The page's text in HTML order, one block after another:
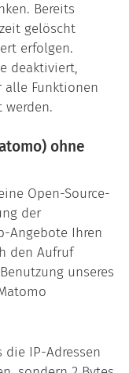
Bereits
gelöscht
erfolgen.
deaktiviert,
Funktionen
ohne
Open-Source-
der
Angebote Ihren
den Aufruf
unseres
IP-Adressen